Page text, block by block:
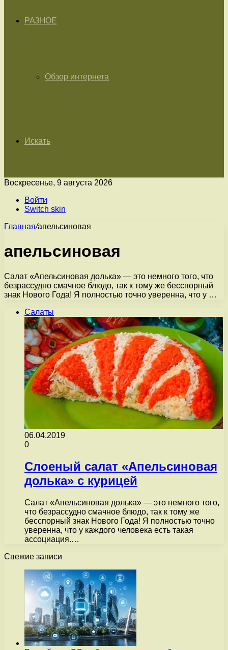
РАЗНОЕ
Обзор интернета
Искать
Воскресенье, 9 августа 2026
Войти
Switch skin
Главная/апельсиновая
апельсиновая
Салат «Апельсиновая долька» — это немного того, что
безрассудно смачное блюдо, так к тому же бесспорный
знак Нового Года! Я полностью точно уверенна, что у …
Салаты
06.04.2019
0
Слоеный салат «Апельсиновая
долька» с курицей
Салат «Апельсиновая долька» — это немного того,
что безрассудно смачное блюдо, так к тому же
бесспорный знак Нового Года! Я полностью точно
уверенна, что у каждого человека есть такая
ассоциация.…
Свежие записи